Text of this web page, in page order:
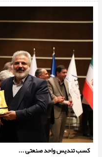
کسب تندیس واحد صنعتی ...